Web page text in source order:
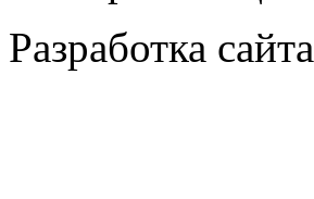
Разработка сайта